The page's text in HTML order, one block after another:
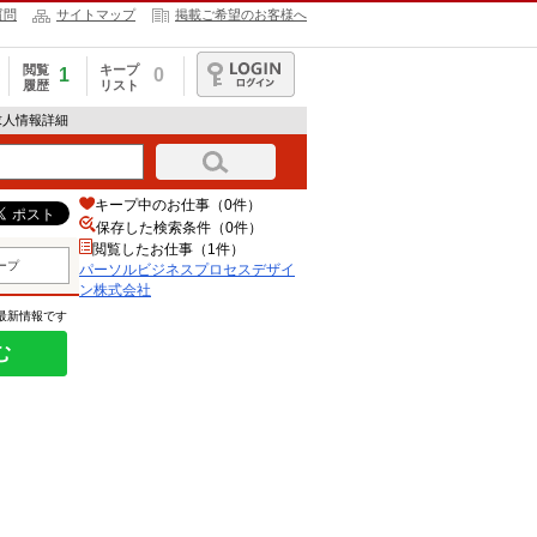
問 サイトマップ 掲載ご希望のお客様へ
閲覧
履歴
1
キープ
リスト
0
ログイン
情報詳細
プ
新情報です
キープ中のお仕事（0件）
保存した検索条件（0件）
閲覧したお仕事（1件）
パーソルビジネスプロセスデザイ
ン株式会社